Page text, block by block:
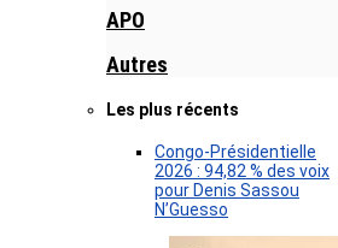
APO
Autres
Les plus récents
Congo-Présidentielle
2026 : 94,82 % des voix
pour Denis Sassou
N’Guesso